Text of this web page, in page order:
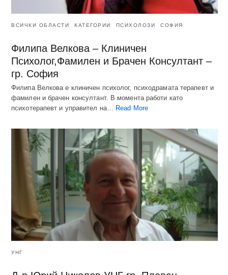
ВСИЧКИ ОБЛАСТИ КАТЕГОРИИ ПСИХОЛОЗИ СОФИЯ
Филипа Велкова – Клиничен
Психолог,Фамилен и Брачен Консултант –
гр. София
Филипа Велкова е клиничен психолог, психодрамата терапевт и
фамилен и брачен консултант. В момента работи като
психотерапевт и управител на…
Read More
УНГ